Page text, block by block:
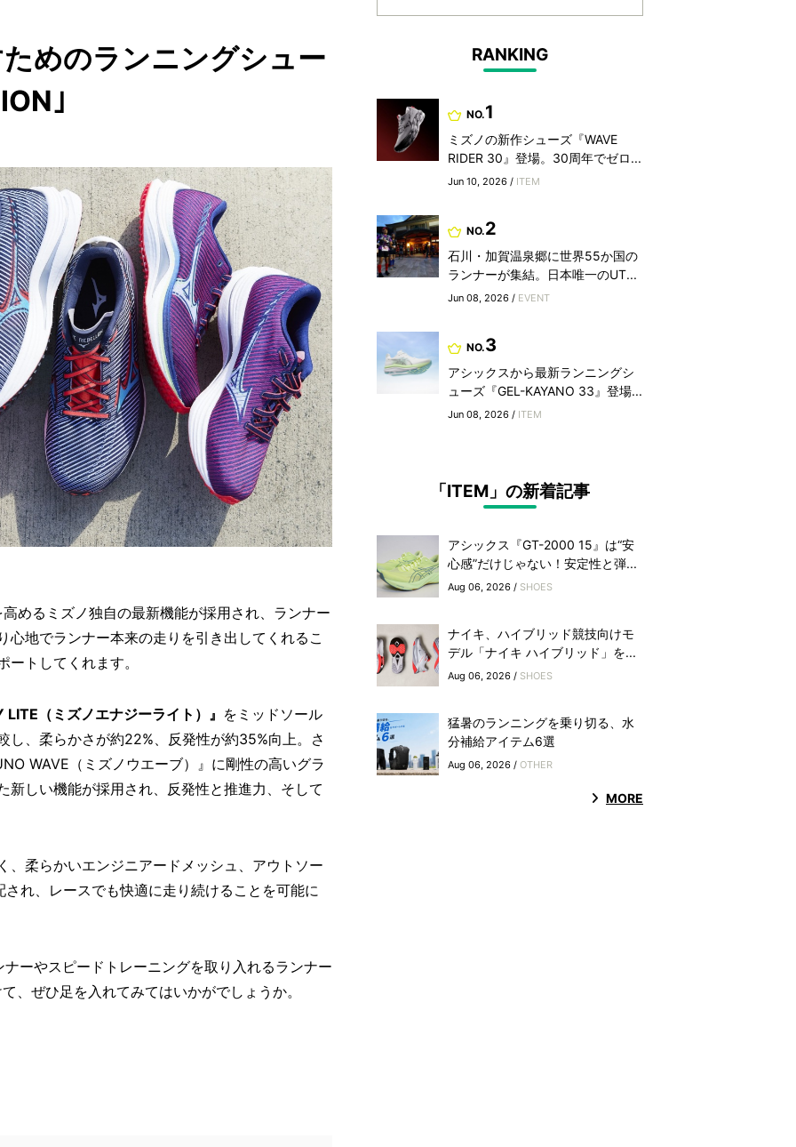
めのランニングシュー
｣
めるミズノ独自の最新機能が採用され、ランナー
心地でランナー本来の走りを引き出してくれるこ
トしてくれます。
（ミズノエナジーライト）』 をミッドソール
し、柔らかさが約22%、反発性が約35%向上。さ
WAVE（ミズノウエーブ）』に剛性の高いグラ
新しい機能が採用され、反発性と推進力、そして
、柔らかいエンジニアードメッシュ、アウトソー
れ、レースでも快適に走り続けることを可能に
ーやスピードトレーニングを取り入れるランナー
、ぜひ足を入れてみてはいかがでしょうか。
RANKING
NO.1
ミズノの新作シューズ『WAVE
RIDER 30』登場。30周年でゼロ...
Jun 10, 2026 / ITEM
NO.2
石川・加賀温泉郷に世界55か国の
ランナーが集結。日本唯一のUT...
Jun 08, 2026 / EVENT
NO.3
アシックスから最新ランニングシ
ューズ『GEL-KAYANO 33』登場...
Jun 08, 2026 / ITEM
「ITEM」の新着記事
アシックス『GT-2000 15』は“安
心感”だけじゃない！安定性と弾...
Aug 06, 2026 / SHOES
ナイキ、ハイブリッド競技向けモ
デル「ナイキ ハイブリッド」を...
Aug 06, 2026 / SHOES
猛暑のランニングを乗り切る、水
分補給アイテム6選
Aug 06, 2026 / OTHER
MORE